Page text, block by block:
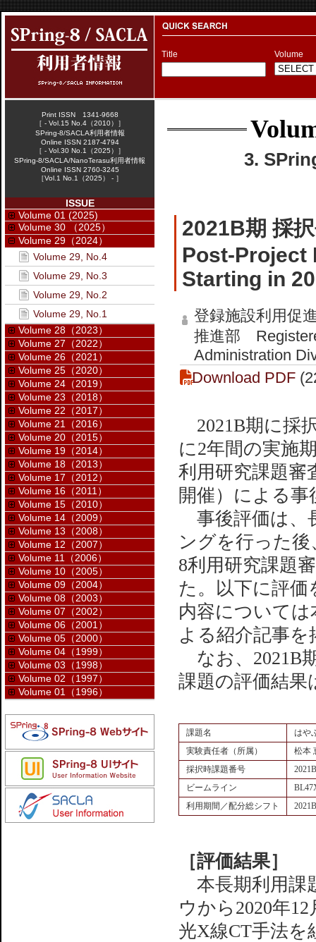
Title Volume
3.
2021B期 採
Post-Project
Starting in
登録施設利用促
推進部
Administration
Download PDF
2021B期に採
に2年間の実施
利用研究課題審
開催）による
事後評価は、
ングを行った後
8利用研究課題
た。以下に評価
内容について
よる紹介記事
なお、2021B
課題の評価結果
課題名
はや
実験責任者（所属）
松本
採択時課題番号
ビームライン
利用期間／配分総シフト
［評価結果］
本長期利用課
ウから2020年
光X線CT手法
Print ISSN 1341-9668
［ - Vol.15 No.4（2010）］
SPring-8/SACLA利用者情報
Online ISSN 2187-4794
［ - Vol.30 No.1（2025）］
SPring-8/SACLA/NanoTerasu利用者情報
Online ISSN 2760-3245
［Vol.1 No.1（2025） - ］
ISSUE
Volume 01 (2025)
Volume 30 （2025）
Volume 29（2024）
Volume 29, No.4
Volume 29, No.3
Volume 29, No.2
Volume 29, No.1
Volume 28（2023）
Volume 27（2022）
Volume 26（2021）
Volume 25（2020）
Volume 24（2019）
Volume 23（2018）
Volume 22（2017）
Volume 21（2016）
Volume 20（2015）
Volume 19（2014）
Volume 18（2013）
Volume 17（2012）
Volume 16（2011）
Volume 15（2010）
Volume 14（2009）
Volume 13（2008）
Volume 12（2007）
Volume 11（2006）
Volume 10（2005）
Volume 09（2004）
Volume 08（2003）
Volume 07（2002）
Volume 06（2001）
Volume 05（2000）
Volume 04（1999）
Volume 03（1998）
Volume 02（1997）
Volume 01（1996）